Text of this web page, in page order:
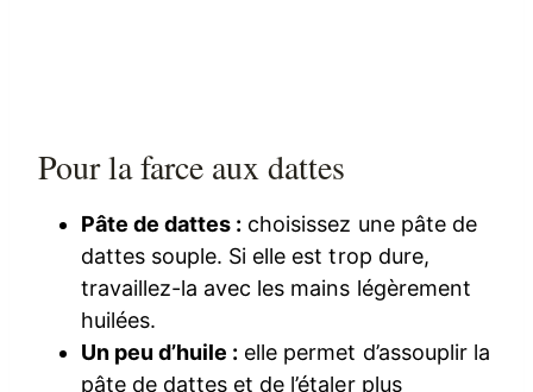
Pour la farce aux dattes
Pâte de dattes : choisissez une pâte de
dattes souple. Si elle est trop dure,
travaillez-la avec les mains légèrement
huilées.
Un peu d’huile : elle permet d’assouplir la
pâte de dattes et de l’étaler plus